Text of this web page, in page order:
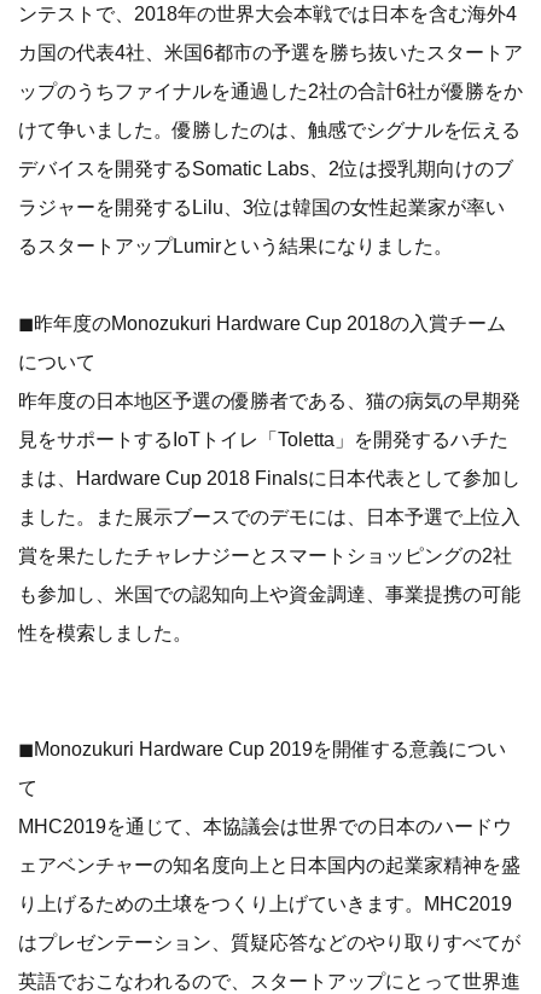
ンテストで、2018年の世界大会本戦では日本を含む海外4
カ国の代表4社、米国6都市の予選を勝ち抜いたスタートア
ップのうちファイナルを通過した2社の合計6社が優勝をか
けて争いました。優勝したのは、触感でシグナルを伝える
デバイスを開発するSomatic Labs、2位は授乳期向けのブ
ラジャーを開発するLilu、3位は韓国の女性起業家が率い
るスタートアップLumirという結果になりました。
◼昨年度のMonozukuri Hardware Cup 2018の入賞チーム
について
昨年度の日本地区予選の優勝者である、猫の病気の早期発
見をサポートするIoTトイレ「Toletta」を開発するハチた
まは、Hardware Cup 2018 Finalsに日本代表として参加し
ました。また展示ブースでのデモには、日本予選で上位入
賞を果たしたチャレナジーとスマートショッピングの2社
も参加し、米国での認知向上や資金調達、事業提携の可能
性を模索しました。
◼Monozukuri Hardware Cup 2019を開催する意義につい
て
MHC2019を通じて、本協議会は世界での日本のハードウ
ェアベンチャーの知名度向上と日本国内の起業家精神を盛
り上げるための土壌をつくり上げていきます。MHC2019
はプレゼンテーション、質疑応答などのやり取りすべてが
英語でおこなわれるので、スタートアップにとって世界進